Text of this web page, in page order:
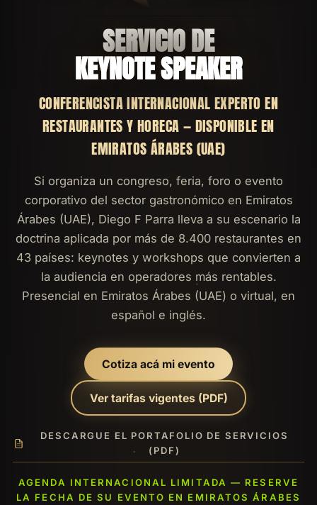
SERVICIO DE
KEYNOTE SPEAKER
CONFERENCISTA INTERNACIONAL EXPERTO EN
RESTAURANTES Y HORECA — DISPONIBLE EN
EMIRATOS ÁRABES (UAE)
Si organiza un congreso, feria, foro o evento
corporativo del sector gastronómico en Emiratos
Árabes (UAE), Diego F Parra lleva a su escenario la
doctrina aplicada por más de 8.400 restaurantes en
43 países: keynotes y workshops que convierten a
la audiencia en operadores más rentables.
Presencial en Emiratos Árabes (UAE) o virtual, en
español e inglés.
Cotiza acá mi evento
Ver tarifas vigentes (PDF)
DESCARGUE EL PORTAFOLIO DE SERVICIOS
(PDF)
AGENDA INTERNACIONAL LIMITADA — RESERVE
LA FECHA DE SU EVENTO EN EMIRATOS ÁRABES